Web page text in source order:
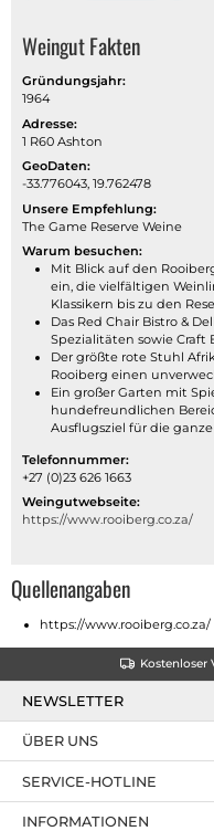
Weingut Fakten
Gründungsjahr:
1964
Adresse:
1 R60 Ashton
GeoDaten:
-33.776043, 19.762478
Unsere Empfehlung:
The Game Reserve Weine
Warum besuchen:
Mit Blick auf den
ein, die vielfältigen
Klassikern bis zu den
Das Red Chair Bistro &
Spezialitäten sowie Craft
Der größte rote Stuhl
Rooiberg einen
Ein großer Garten mit
hundefreundlichen
Ausflugsziel für die
Telefonnummer:
+27 (0)23 626 1663
Weingutwebseite:
https://www.rooiberg.co.za/
Quellenangaben
https://www.rooiberg.co.za/
Kostenloser
NEWSLETTER
SERVICE-HOTLINE
ÜBER UNS
INFORMATIONEN